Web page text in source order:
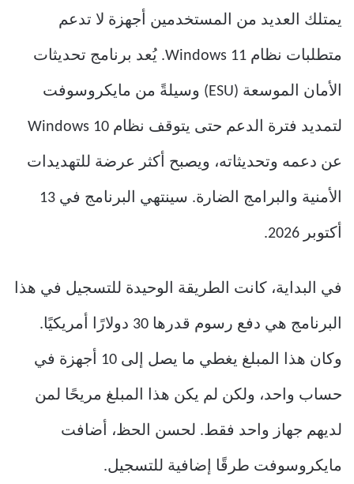
يمتلك العديد من المستخدمين أجهزة لا تدعم
متطلبات نظام Windows 11. يُعد برنامج تحديثات
الأمان الموسعة (ESU) وسيلةً من مايكروسوفت
لتمديد فترة الدعم حتى يتوقف نظام Windows 10
عن دعمه وتحديثاته، ويصبح أكثر عرضة للتهديدات
الأمنية والبرامج الضارة. سينتهي البرنامج في 13
أكتوبر 2026.
في البداية، كانت الطريقة الوحيدة للتسجيل في هذا
البرنامج هي دفع رسوم قدرها 30 دولارًا أمريكيًا.
وكان هذا المبلغ يغطي ما يصل إلى 10 أجهزة في
حساب واحد، ولكن لم يكن هذا المبلغ مريحًا لمن
لديهم جهاز واحد فقط. لحسن الحظ، أضافت
مايكروسوفت طرقًا إضافية للتسجيل.